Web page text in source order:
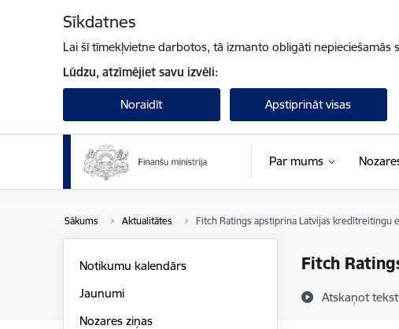
Sīkdatnes
Lai šī tīmekļvietne darbotos, tā izmanto obligāti
Lūdzu, atzīmējiet savu izvēli:
Noraidīt Apstiprināt visas
Par mums
Sākums Aktualitātes Fitch Ratings apstiprina Latvijas kredītreitingu
Fitch
Atskaņot
Notikumu kalendārs
Jaunumi
Nozares ziņas